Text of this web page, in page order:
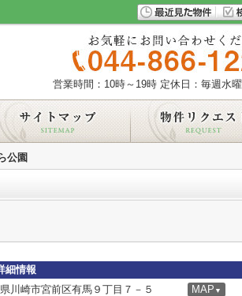
営業時間：10時～19時 定休日：毎週水
公園
細情報
川崎市宮前区有馬９丁目７－５ MAP ▼